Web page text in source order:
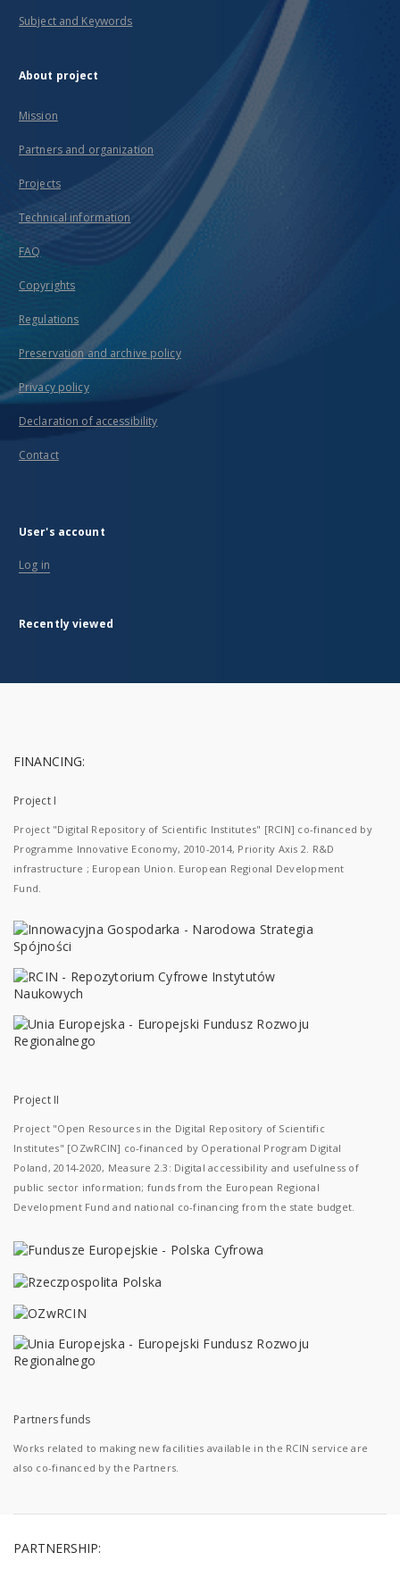
Subject and Keywords
About project
Mission
Partners and organization
Projects
Technical information
FAQ
Copyrights
Regulations
Preservation and archive policy
Privacy policy
Declaration of accessibility
Contact
User's account
Log in
Recently viewed
FINANCING:
Project I
Project "Digital Repository of Scientific Institutes" [RCIN] co-financed by
Programme Innovative Economy, 2010-2014, Priority Axis 2. R&D
infrastructure ; European Union. European Regional Development
Fund.
Project II
Project "Open Resources in the Digital Repository of Scientific
Institutes" [OZwRCIN] co-financed by Operational Program Digital
Poland, 2014-2020, Measure 2.3: Digital accessibility and usefulness of
public sector information; funds from the European Regional
Development Fund and national co-financing from the state budget.
Partners funds
Works related to making new facilities available in the RCIN service are
also co-financed by the Partners.
PARTNERSHIP: